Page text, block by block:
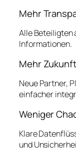
Mehr
Alle Beteiligten
Informationen.
Mehr
Neue Partner,
einfacher
Weniger
Klare
und